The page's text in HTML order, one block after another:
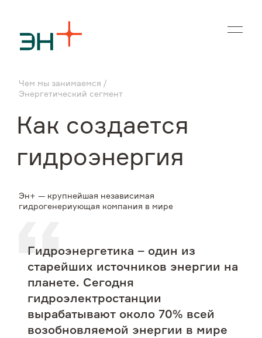
О нас
Чем мы занимаемся
Инвесторам
Устойчивое развитие
Пресс-центр
Контакты
Чем мы занимаемся
Энергетический сегмент
Как создается
гидроэнергия
Эн+ — крупнейшая независимая
гидрогенериующая компания в мире
Гидроэнергетика – один из
старейших источников энергии на
планете. Сегодня
гидроэлектростанции
вырабатывают около 70% всей
возобновляемой энергии в мире